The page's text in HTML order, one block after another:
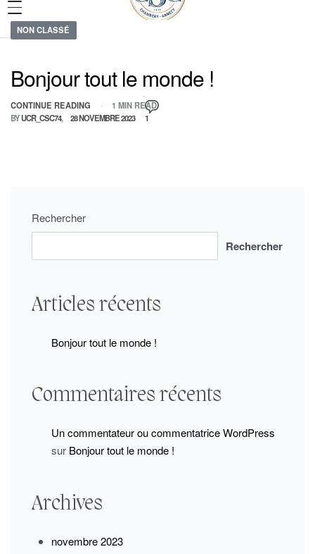
Mois :
NON CLASSÉ
Bonjour tout le monde !
BYUCR_CSC74 28 NOVEMBRE 2023 1
Bienvenue sur WordPress. Ceci est votre premier
écrire !
CONTINUE READING 1 MIN READ
Rechercher
Rechercher
Articles récents
Bonjour tout le monde !
Commentaires récents
Un commentateur ou commentatrice WordPress
sur Bonjour tout le monde !
Archives
novembre 2023